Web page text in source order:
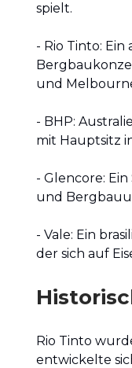
spielt.
- Rio Tinto:
und
- BHP:
mit Hauptsitz
- Glencore:
und
- Vale: Ein
der sich auf
Rio Tinto
entwickelte